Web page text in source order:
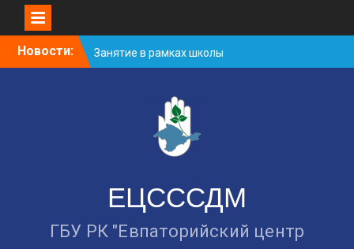
SkipНовости:
Занятие в рамках школы
молодожёнов прошло в
Cоциологический опрос
граждан старше 55 лет по
вопросам занятости
Уличная акция
ЕЦСССДМ
ГБУ РК "Евпаторийский центр